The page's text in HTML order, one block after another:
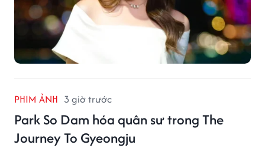
PHIM ẢNH 3 giờ trước
Park So Dam hóa quân sư trong The
Journey To Gyeongju